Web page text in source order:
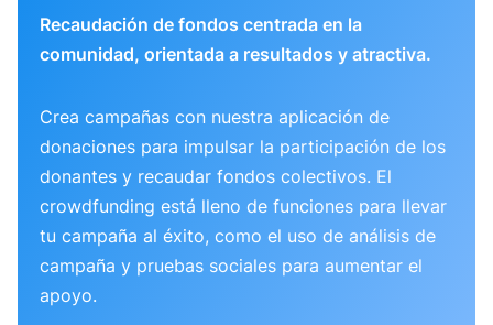
Recaudación de fondos centrada en la
comunidad, orientada a resultados y atractiva.
Crea campañas con nuestra aplicación de
donaciones para impulsar la participación de los
donantes y recaudar fondos colectivos. El
crowdfunding está lleno de funciones para llevar
tu campaña al éxito, como el uso de análisis de
campaña y pruebas sociales para aumentar el
apoyo.